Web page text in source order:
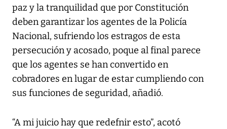
paz y la tranquilidad que por Constitución
deben garantizar los agentes de la Policía
Nacional, sufriendo los estragos de esta
persecución y acosado, poque al final parece
que los agentes se han convertido en
cobradores en lugar de estar cumpliendo con
sus funciones de seguridad, añadió.
“A mi juicio hay que redefnir esto”, acotó